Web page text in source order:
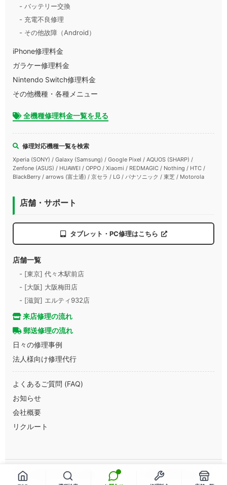
- バッテリー交換
- 充電不良修理
- その他故障（Android）
iPhone修理料金
ガラケー修理料金
Nintendo Switch修理料金
その他機種・各種メニュー
全機種修理料金一覧を見る
修理対応機種一覧を検索
Xperia (SONY) / Galaxy (Samsung) / Google Pixel / AQUOS (SHARP) /
Zenfone (ASUS) / HUAWEI / OPPO / Xiaomi / REDMAGIC / Nothing / HTC /
BlackBerry / arrows (富士通) / 京セラ / LG / パナソニック / 東芝 / Motorola
店舗・サポート
タブレット・PC修理はこちら
店舗一覧
- [東京] 代々木駅前店
- [大阪] 大阪梅田店
- [滋賀] エルティ932店
来店修理の流れ
郵送修理の流れ
日々の修理事例
法人様向け修理代行
よくあるご質問 (FAQ)
お知らせ
会社概要
リクルート
Copyright © 2013-2026 スマートまっくす All Rights Reserved.